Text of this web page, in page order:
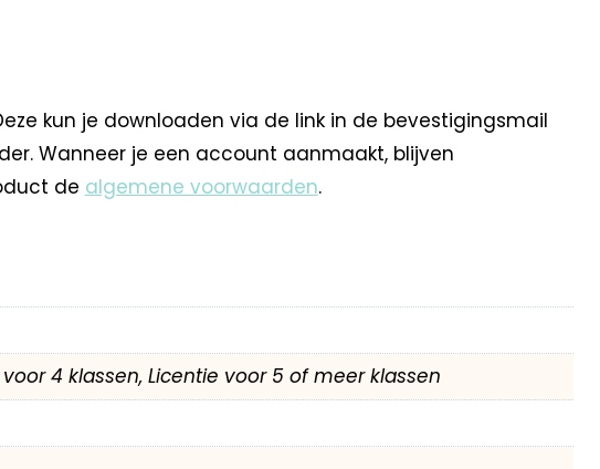
kun je downloaden via de link in de bevestigingsmail
Wanneer je een account aanmaakt, blijven
de algemene voorwaarden.
4 klassen, Licentie voor 5 of meer klassen